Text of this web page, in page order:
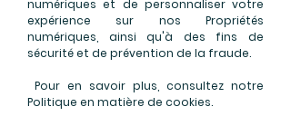
numériques et de personnaliser votre
expérience sur nos Propriétés
numériques, ainsi qu'à des fins de
sécurité et de prévention de la fraude.
Pour en savoir plus, consultez notre
Politique en matière de cookies.